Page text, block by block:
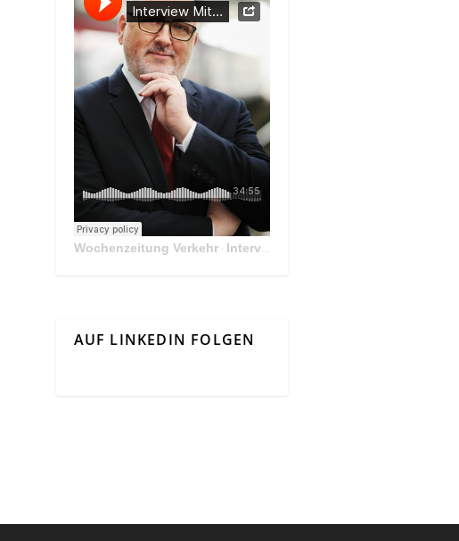
Wochenzeitung Verkehr· Interview Mit Andreas Matthä, CEO der ÖBB Holding
AUF LINKEDIN FOLGEN